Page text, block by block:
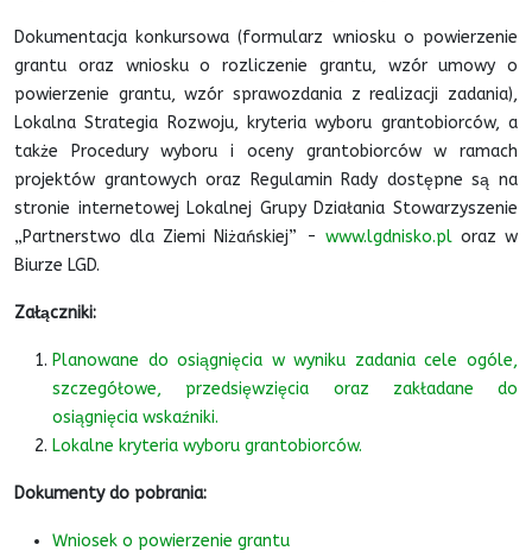
Dokumentacja konkursowa (formularz wniosku o powierzenie
grantu oraz wniosku o rozliczenie grantu, wzór umowy o
powierzenie grantu, wzór sprawozdania z realizacji zadania),
Lokalna Strategia Rozwoju, kryteria wyboru grantobiorców, a
także Procedury wyboru i oceny grantobiorców w ramach
projektów grantowych oraz Regulamin Rady dostępne są na
stronie internetowej Lokalnej Grupy Działania Stowarzyszenie
„Partnerstwo dla Ziemi Niżańskiej” - www.lgdnisko.ploraz w
Biurze LGD.
Załączniki:
Planowane do osiągnięcia w wyniku zadania cele ogóle,
szczegółowe, przedsięwzięcia oraz zakładane do
osiągnięcia wskaźniki.
Lokalne kryteria wyboru grantobiorców.
Dokumenty do pobrania:
Wniosek o powierzenie grantu